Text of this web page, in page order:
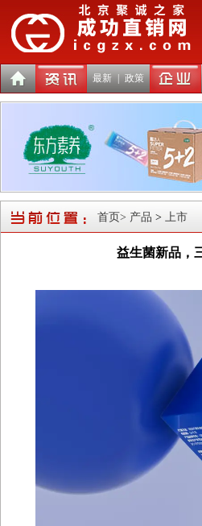
最新 政策
首页> 产品 > 上市
益生菌新品，